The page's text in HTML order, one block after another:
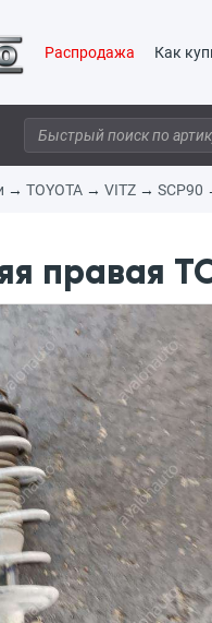
Распродажа Как
→ TOYOTA → VITZ → SCP90
правая